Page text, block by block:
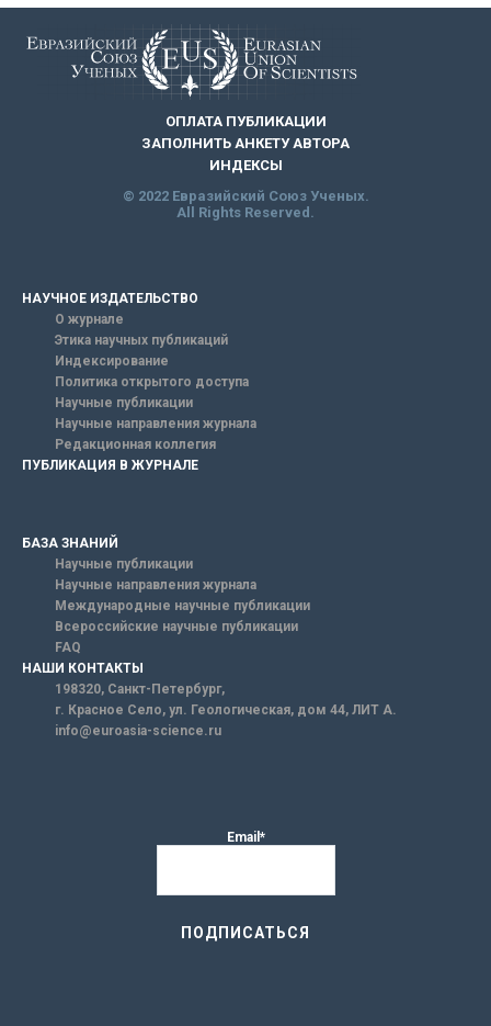
ОПЛАТА ПУБЛИКАЦИИ
ЗАПОЛНИТЬ АНКЕТУ АВТОРА
ИНДЕКСЫ
© 2022 Евразийский Союз Ученых.
All Rights Reserved.
НАУЧНОЕ ИЗДАТЕЛЬСТВО
О журнале
Этика научных публикаций
Индексирование
Политика открытого доступа
Научные публикации
Научные направления журнала
Редакционная коллегия
ПУБЛИКАЦИЯ В ЖУРНАЛЕ
БАЗА ЗНАНИЙ
Научные публикации
Научные направления журнала
Международные научные публикации
Всероссийские научные публикации
FAQ
НАШИ КОНТАКТЫ
198320, Санкт-Петербург,
г. Красное Село, ул. Геологическая, дом 44, ЛИТ А.
info@euroasia-science.ru
Email*